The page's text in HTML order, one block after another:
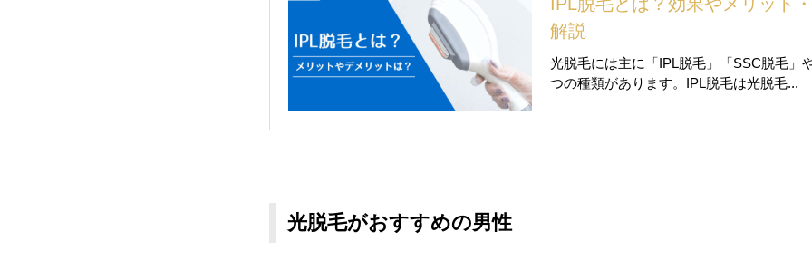
解説
光脱毛には主に「IPL脱毛」「SSC脱毛」
つの種類があります。IPL脱毛は光脱毛...
光脱毛がおすすめの男性